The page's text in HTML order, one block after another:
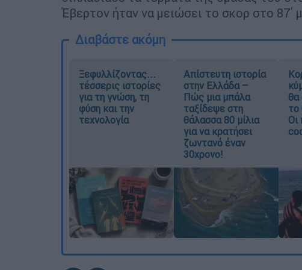
Έβερτον ήταν να μειώσει το σκορ στο 87΄
Διαβάστε ακόμη
Ξεφυλλίζοντας...
τέσσερις ιστορίες
για τη γνώση, τη
φύση και την
τεχνολογία
Απίστευτη ιστορία
στην Ελλάδα –
Πώς μια μπάλα
ταξίδεψε στη
θάλασσα 80 μίλια
για να κρατήσει
ζωντανό έναν
30χρονο!
θα
το
Οι